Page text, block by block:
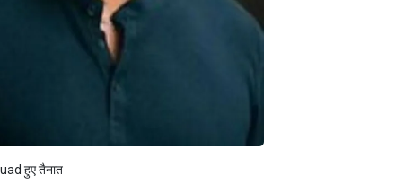
हुए तैनात